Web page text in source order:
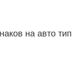
на авто тип